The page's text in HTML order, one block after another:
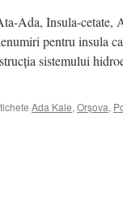
Ada, Insula-
pentru insula
sistemului
Ada Kale, Orşova,